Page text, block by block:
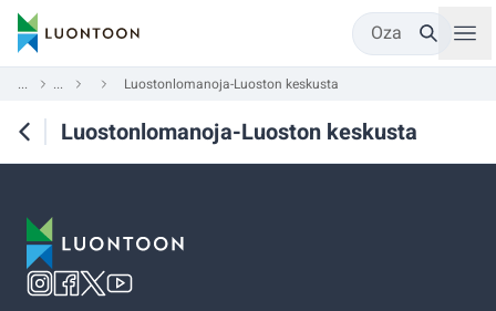
Oza
... ... Luostonlomanoja-Luoston keskusta
Luostonlomanoja-Luoston keskusta